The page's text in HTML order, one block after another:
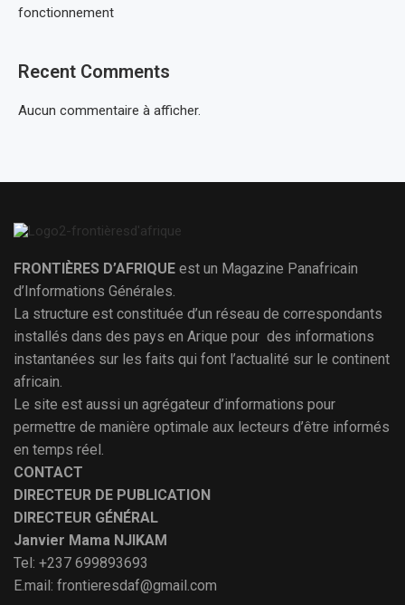
fonctionnement
Recent Comments
Aucun commentaire à afficher.
FRONTIÈRES D’AFRIQUE est un Magazine Panafricain
d’Informations Générales.
La structure est constituée d’un réseau de correspondants
installés dans des pays en Arique pour des informations
instantanées sur les faits qui font l’actualité sur le continent
africain.
Le site est aussi un agrégateur d’informations pour
permettre de manière optimale aux lecteurs d’être informés
en temps réel.
CONTACT
DIRECTEUR DE PUBLICATION
DIRECTEUR GÉNÉRAL
Janvier Mama NJIKAM
Tel: +237 699893693
E.mail: frontieresdaf@gmail.com